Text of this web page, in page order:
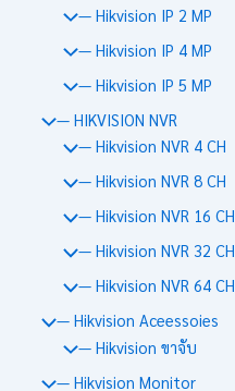
— Hikvision IP 2 MP
— Hikvision IP 4 MP
— Hikvision IP 5 MP
— HIKVISION NVR
— Hikvision NVR 4 CH
— Hikvision NVR 8 CH
— Hikvision NVR 16 CH
— Hikvision NVR 32 CH
— Hikvision NVR 64 CH
— Hikvision Aceessoies
— Hikvision ขาจับ
— Hikvision Monitor